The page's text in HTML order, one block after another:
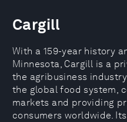
Cargill
With a 159-year history
Minnesota, Cargill is a
the agribusiness
the global food system,
markets and providing
consumers worldwide.